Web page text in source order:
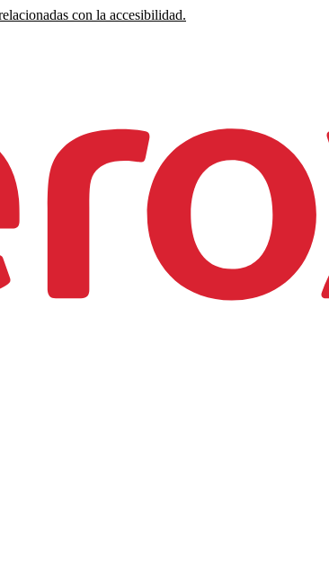
con la accesibilidad.